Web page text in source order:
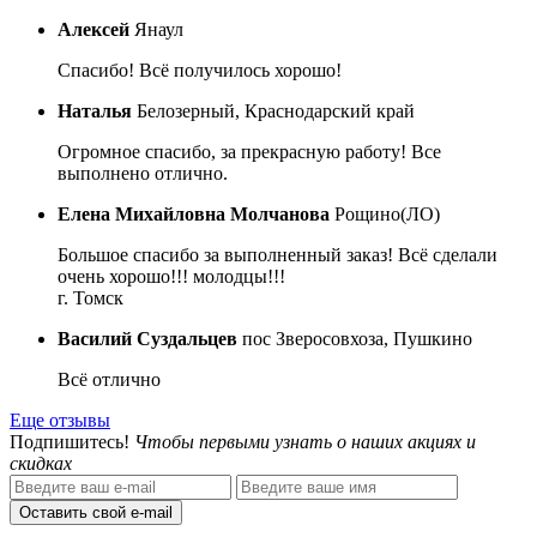
Алексей Янаул
Спасибо! Всё получилось хорошо!
Наталья Белозерный, Краснодарский край
Огромное спасибо, за прекрасную работу! Все
выполнено отлично.
Елена Михайловна Молчанова Рощино(ЛО)
Большое спасибо за выполненный заказ! Всё сделали
очень хорошо!!! молодцы!!!
г. Томск
Василий Суздальцев пос Зверосовхоза, Пушкино
Всё отлично
Еще отзывы
Подпишитесь! Чтобы первыми узнать о наших акциях и
скидках
Оставить свой e-mail